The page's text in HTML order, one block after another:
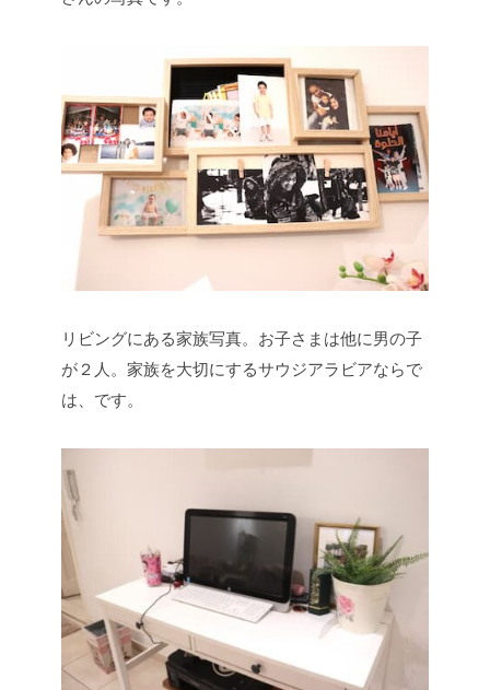
リビングにある家族写真。お子さまは他に男の子
が２人。家族を大切にするサウジアラビアならで
は、です。